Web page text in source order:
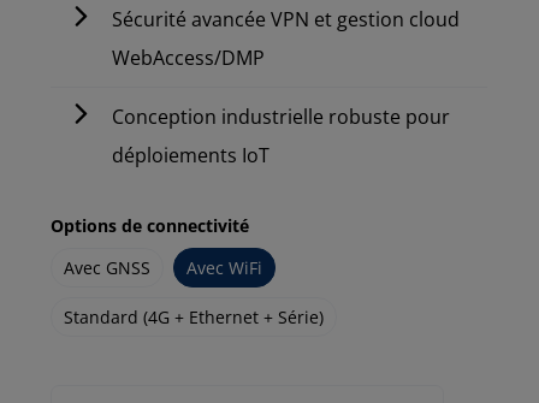
Sécurité avancée VPN et gestion cloud
WebAccess/DMP
Conception industrielle robuste pour
déploiements IoT
Options de connectivité
Avec GNSS
Avec WiFi
Standard (4G + Ethernet + Série)